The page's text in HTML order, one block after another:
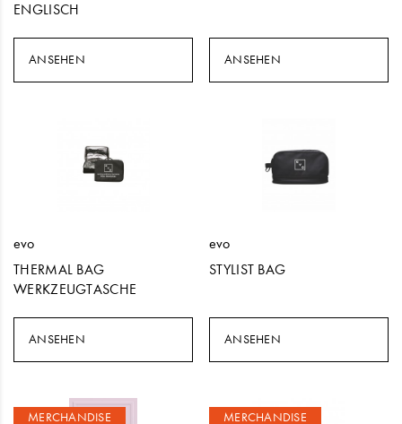
ENGLISCH
ANSEHEN ANSEHEN
evo
THERMAL BAG
WERKZEUGTASCHE
ANSEHEN
evo
STYLIST BAG
ANSEHEN
MERCHANDISE MERCHANDISE